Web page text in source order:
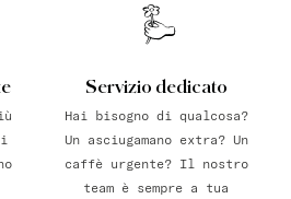
i
Servizio dedicato
Hai bisogno di qualcosa?
Un asciugamano extra? Un
caffè urgente? Il nostro
team è sempre a tua